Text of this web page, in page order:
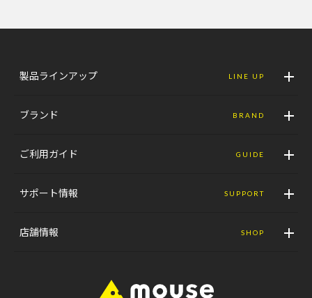
製品ラインアップ LINE UP
ブランド BRAND
ご利用ガイド GUIDE
サポート情報 SUPPORT
店舗情報 SHOP